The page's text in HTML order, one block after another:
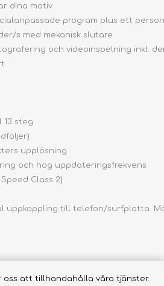
dina motiv
program plus ett
s med mekanisk slutare
och videoinspelning inkl.
13 steg
upplösning
och hög uppdateringsfrekvens
Class 2)
uppkoppling till telefon/surfplatta.
oss att tillhandahålla våra tjänster.